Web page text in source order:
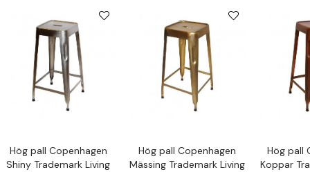
Hög pall Copenhagen
Shiny Trademark Living
Hög pall Copenhagen
Mässing Trademark Living
Hög pall
Koppar